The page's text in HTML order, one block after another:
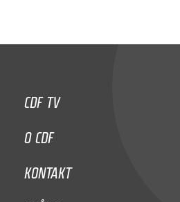
CDF TV
O CDF
KONTAKT